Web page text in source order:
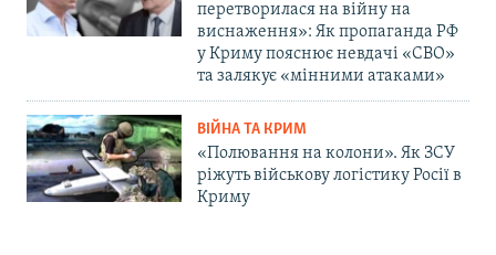
перетворилася на війну на
виснаження»: Як пропаганда РФ
у Криму пояснює невдачі «СВО»
та залякує «мінними атаками»
ВІЙНА ТА КРИМ
«Полювання на колони». Як ЗСУ
ріжуть військову логістику Росії в
Криму